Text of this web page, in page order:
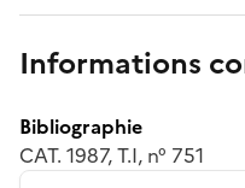
Informations
Bibliographie
CAT. 1987, T.I, n° 751